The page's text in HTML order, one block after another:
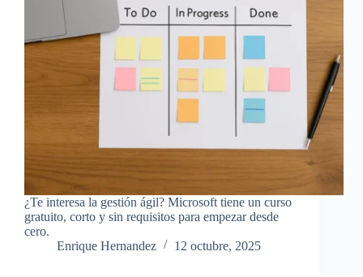
¿Te interesa la gestión ágil? Microsoft tiene un curso
gratuito, corto y sin requisitos para empezar desde
cero.
Enrique Hernandez
12 octubre, 2025